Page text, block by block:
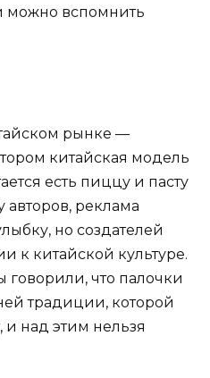
можно вспомнить
рынке —
китайская модель
есть пиццу и пасту
реклама
но создателей
к китайской культуре.
говорили, что палочки
традиции, которой
и над этим нельзя